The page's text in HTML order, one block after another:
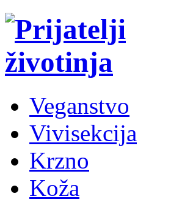
Veganstvo
Vivisekcija
Krzno
Koža